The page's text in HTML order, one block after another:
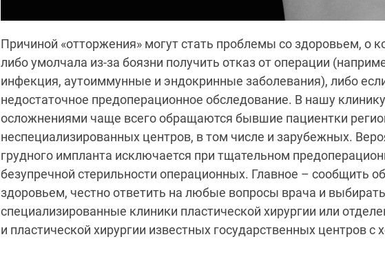
Причиной «отторжения» могут стать проблемы со здоровьем, о
либо умолчала из-за боязни получить отказ от операции
инфекция, аутоиммунные и эндокринные заболевания), либо
недостаточное предоперационное обследование. В нашу
осложнениями чаще всего обращаются бывшие пациентки
неспециализированных центров, в том числе и зарубежных.
грудного импланта исключается при тщательном
безупречной стерильности операционных. Главное – сообщить
здоровьем, честно ответить на любые вопросы врача и
специализированные клиники пластической хирургии или
и пластической хирургии известных государственных центров с